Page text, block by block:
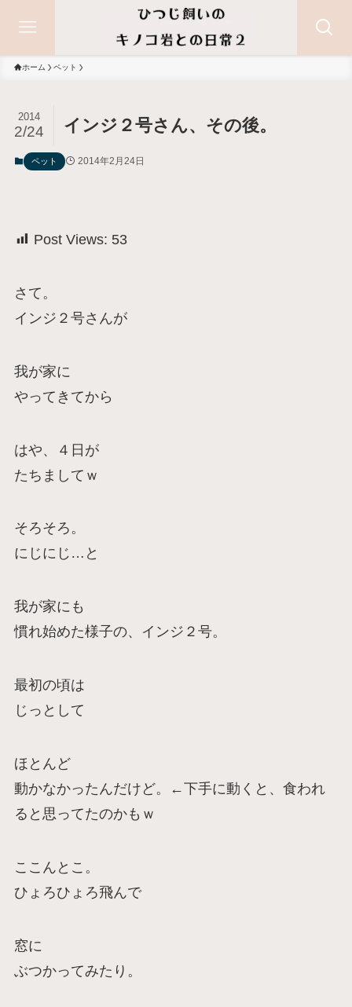
ホーム ペット
インジ２号さん、その後。
2014
2/24
ペット 2014年2月24日
Post Views: 53
さて。
インジ２号さんが
我が家に
やってきてから
はや、４日が
たちましてｗ
そろそろ。
にじにじ…と
我が家にも
慣れ始めた様子の、インジ２号。
最初の頃は
じっとして
ほとんど
動かなかったんだけど。←下手に動くと、食われ
ると思ってたのかもｗ
ここんとこ。
ひょろひょろ飛んで
窓に
ぶつかってみたり。